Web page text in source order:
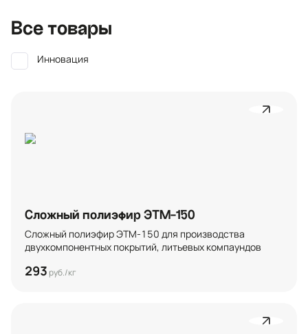
Все товары
Инновация
Сложный полиэфир ЭТМ-150
Сложный полиэфир ЭТМ-150 для производства
двухкомпонентных покрытий, литьевых компаундов
293 руб./кг